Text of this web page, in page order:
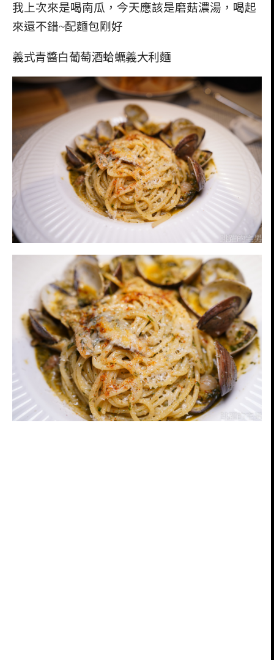
我上次來是喝南瓜，今天應該是磨菇濃湯，喝起
來還不錯~配麵包剛好
義式青醬白葡萄酒蛤蠣義大利麵